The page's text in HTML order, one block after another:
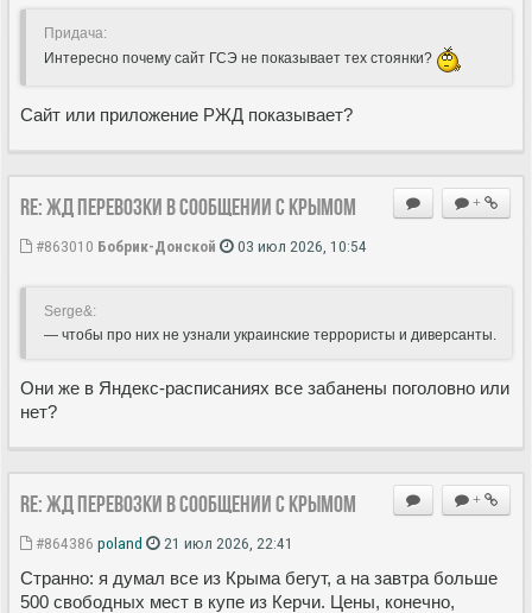
Придача:
Интересно почему сайт ГСЭ не показывает тех стоянки?
Сайт или приложение РЖД показывает?
+
Re: ЖД перевозки в сообщении с Крымом
#863010 Бобрик-Донской 03 июл 2026, 10:54
Serge&:
— чтобы про них не узнали украинские террористы и диверсанты.
Они же в Яндекс-расписаниях все забанены поголовно или
нет?
+
Re: ЖД перевозки в сообщении с Крымом
#864386 poland 21 июл 2026, 22:41
Странно: я думал все из Крыма бегут, а на завтра больше
500 свободных мест в купе из Керчи. Цены, конечно,